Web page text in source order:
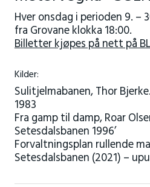
Hver onsdag i perioden 9. –
fra Grovane klokka 18:00.
Billetter kjøpes på nett på
Kilder:
Sulitjelmabanen, Thor
1983
Fra gamp til damp, Roar
Setesdalsbanen 1996’
Forvaltningsplan rullende
Setesdalsbanen (2021) –